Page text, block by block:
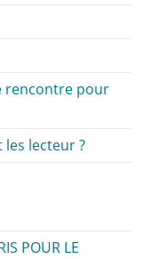
rencontre pour
lecteur ?
POUR LE